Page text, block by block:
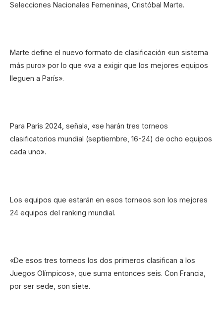
Selecciones Nacionales Femeninas, Cristóbal Marte.
Marte define el nuevo formato de clasificación «un sistema
más puro» por lo que «va a exigir que los mejores equipos
lleguen a París».
Para París 2024, señala, «se harán tres torneos
clasificatorios mundial (septiembre, 16-24) de ocho equipos
cada uno».
Los equipos que estarán en esos torneos son los mejores
24 equipos del ranking mundial.
«De esos tres torneos los dos primeros clasifican a los
Juegos Olímpicos», que suma entonces seis. Con Francia,
por ser sede, son siete.